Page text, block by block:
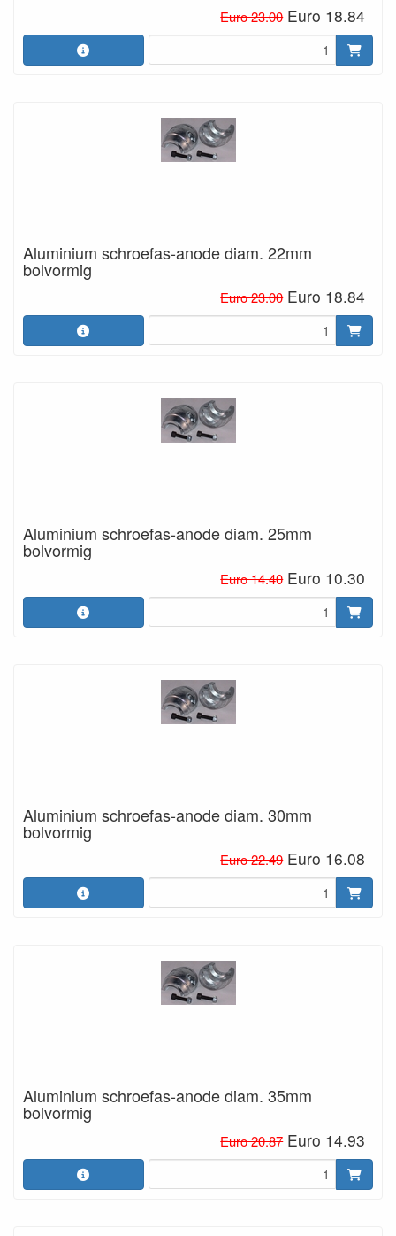
Euro 23.00 Euro 18.84
Aluminium schroefas-anode diam. 22mm
bolvormig
Euro 23.00 Euro 18.84
Aluminium schroefas-anode diam. 25mm
bolvormig
Euro 14.40 Euro 10.30
Aluminium schroefas-anode diam. 30mm
bolvormig
Euro 22.49 Euro 16.08
Aluminium schroefas-anode diam. 35mm
bolvormig
Euro 20.87 Euro 14.93